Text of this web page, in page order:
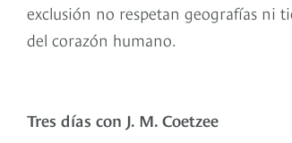
exclusión no respetan geografías ni
del corazón humano.
Tres días con J. M. Coetzee